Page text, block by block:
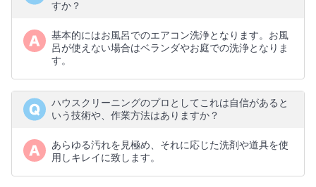
すか？
基本的にはお風呂でのエアコン洗浄となります。お風
呂が使えない場合はベランダやお庭での洗浄となりま
す。
ハウスクリーニングのプロとしてこれは自信があると
いう技術や、作業方法はありますか？
あらゆる汚れを見極め、それに応じた洗剤や道具を使
用しキレイに致します。